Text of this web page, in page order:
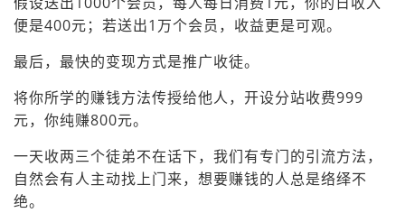
便是400元；若送出1万个会员，收益更是可观。
最后，最快的变现方式是推广收徒。
将你所学的赚钱方法传授给他人，开设分站收费999
元，你纯赚800元。
一天收两三个徒弟不在话下，我们有专门的引流方法，
自然会有人主动找上门来，想要赚钱的人总是络绎不
绝。